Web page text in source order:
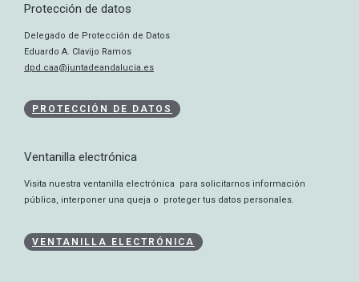
Protección de datos
Delegado de Protección de Datos
Eduardo A. Clavijo Ramos
dpd.caa@juntadeandalucia.es
PROTECCIÓN DE DATOS
Ventanilla electrónica
Visita nuestra ventanilla electrónica para solicitarnos información
pública, interponer una queja o proteger tus datos personales.
VENTANILLA ELECTRÓNICA